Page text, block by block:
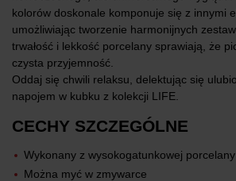
kolorów doskonale komponuje się z innymi
umożliwiając tworzenie harmonijnych
trwałość i lekkość porcelany sprawiają, że
czysta przyjemność.
Oddaj się chwili relaksu, delektując się
napojem w kubku z kolekcji LIFE.
CECHY SZCZEGÓLNE
Wykonany z wysokogatunkowej porcelany
Można myć w zmywarce